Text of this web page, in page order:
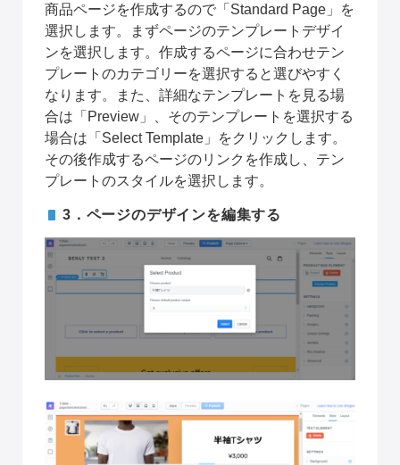
商品ページを作成するので「Standard Page」を
選択します。まずページのテンプレートデザイ
ンを選択します。作成するページに合わせテン
プレートのカテゴリーを選択すると選びやすく
なります。また、詳細なテンプレートを見る場
合は「Preview」、そのテンプレートを選択する
場合は「Select Template」をクリックします。
その後作成するページのリンクを作成し、テン
プレートのスタイルを選択します。
3．ページのデザインを編集する